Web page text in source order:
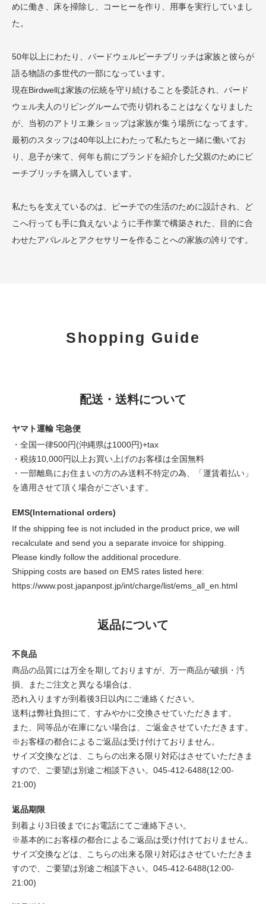
めに働き、床を掃除し、コーヒーを作り、用事を実行していまし
た。
50年以上にわたり、バードウェルビーチブリッチは家族と彼らが
語る物語の多世代の一部になっています。
現在Birdwellは家族の伝統を守り続けることを委託され、バード
ウェル夫人のリビングルームで売り切れることはなくなりました
が、当初のアトリエ兼ショップは家族が集う場所になってます。
最初のスタッフは40年以上にわたって私たちと一緒に働いてお
り、息子が来て、何年も前にブランドを紹介した父親のためにビ
ーチブリッチを購入しています。
私たちを支えているのは、ビーチでの生活のために設計され、ど
こへ行っても手に負えないように手作業で構築された、目的に合
わせたアパレルとアクセサリーを作ることへの家族の誇りです。
Shopping Guide
配送・送料について
ヤマト運輸 宅急便
・全国一律500円(沖縄県は1000円)+tax
・税抜10,000円以上お買い上げのお客様は全国無料
・一部離島にお住まいの方のみ送料不特定の為、「運賃着払い」
を適用させて頂く場合がございます。
EMS(International orders)
If the shipping fee is not included in the product price, we will
recalculate and send you a separate invoice for shipping.
Please kindly follow the additional procedure.
Shipping costs are based on EMS rates listed here:
https://www.post.japanpost.jp/int/charge/list/ems_all_en.html
返品について
不良品
商品の品質には万全を期しておりますが、万一商品が破損・汚
損、またご注文と異なる場合は、
恐れ入りますが到着後3日以内にご連絡ください。
送料は弊社負担にて、すみやかに交換させていただきます。
また、同等品が在庫にない場合は、ご返金させていただきます。
※お客様の都合によるご返品は受け付けておりません。
サイズ交換などは、こちらの出来る限り対応はさせていただきま
すので、ご要望は別途ご相談下さい。045-412-6488(12:00-
21:00)
返品期限
到着より3日後までにお電話にてご連絡下さい。
※基本的にお客様の都合によるご返品は受け付けておりません。
サイズ交換などは、こちらの出来る限り対応はさせていただきま
すので、ご要望は別途ご相談下さい。045-412-6488(12:00-
21:00)